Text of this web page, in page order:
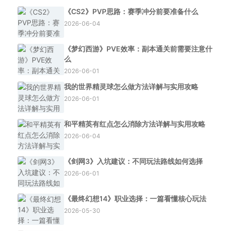
《CS2》PVP思路：赛季冲分前要准备什么
2026-06-04
《梦幻西游》PVE效率：副本通关前需要注意什
么
2026-06-01
我的世界精灵球怎么做方法详解与实用攻略
2026-06-01
和平精英有红点怎么消除方法详解与实用攻略
2026-06-04
《剑网3》入坑建议：不同玩法路线如何选择
2026-06-01
《最终幻想14》职业选择：一篇看懂核心玩法
2026-05-30